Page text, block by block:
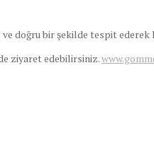
doğru bir şekilde tespit ederek
ziyaret edebilirsiniz.